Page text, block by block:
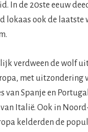
In de 20ste eeuw
lokaas ook de laatste
verdween de wolf uit
met uitzondering
van Spanje en
Italië. Ook in
kelderden de